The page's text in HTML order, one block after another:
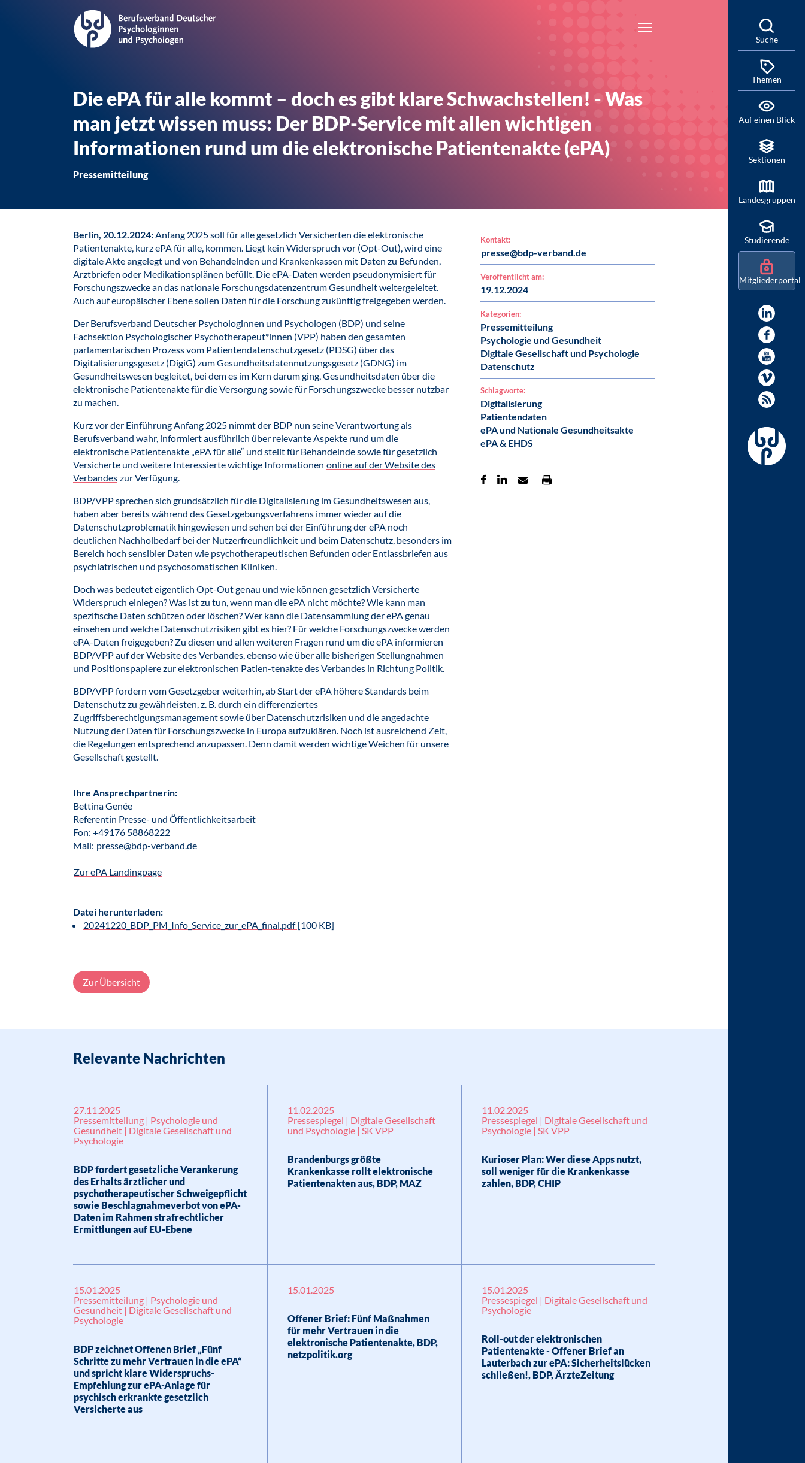
Die ePA für alle kommt – doch es gibt klare Schwachstellen! - Was
man jetzt wissen muss: Der BDP-Service mit allen wichtigen
Informationen rund um die elektronische Patientenakte (ePA)
Pressemitteilung
Berlin, 20.12.2024:Anfang 2025 soll für alle gesetzlich Versicherten die elektronische
Patientenakte, kurz ePA für alle, kommen. Liegt kein Widerspruch vor (Opt-Out), wird eine
digitale Akte angelegt und von Behandelnden und Krankenkassen mit Daten zu Befunden,
Arztbriefen oder Medikationsplänen befüllt. Die ePA-Daten werden pseudonymisiert für
Forschungszwecke an das nationale Forschungsdatenzentrum Gesundheit weitergeleitet.
Auch auf europäischer Ebene sollen Daten für die Forschung zukünftig freigegeben werden.
Der Berufsverband Deutscher Psychologinnen und Psychologen (BDP) und seine
Fachsektion Psychologischer Psychotherapeut*innen (VPP) haben den gesamten
parlamentarischen Prozess vom Patientendatenschutzgesetz (PDSG) über das
Digitalisierungsgesetz (DigiG) zum Gesundheitsdatennutzungsgesetz (GDNG) im
Gesundheitswesen begleitet, bei dem es im Kern darum ging, Gesundheitsdaten über die
elektronische Patientenakte für die Versorgung sowie für Forschungszwecke besser nutzbar
zu machen.
Kurz vor der Einführung Anfang 2025 nimmt der BDP nun seine Verantwortung als
Berufsverband wahr, informiert ausführlich über relevante Aspekte rund um die
elektronische Patientenakte „ePA für alle“ und stellt für Behandelnde sowie für gesetzlich
Versicherte und weitere Interessierte wichtige Informationen online auf der Website des
Verbandes zur Verfügung.
BDP/VPP sprechen sich grundsätzlich für die Digitalisierung im Gesundheitswesen aus,
haben aber bereits während des Gesetzgebungsverfahrens immer wieder auf die
Datenschutzproblematik hingewiesen und sehen bei der Einführung der ePA noch
deutlichen Nachholbedarf bei der Nutzerfreundlichkeit und beim Datenschutz, besonders im
Bereich hoch sensibler Daten wie psychotherapeutischen Befunden oder Entlassbriefen aus
psychiatrischen und psychosomatischen Kliniken.
Doch was bedeutet eigentlich Opt-Out genau und wie können gesetzlich Versicherte
Widerspruch einlegen? Was ist zu tun, wenn man die ePA nicht möchte? Wie kann man
spezifische Daten schützen oder löschen? Wer kann die Datensammlung der ePA genau
einsehen und welche Datenschutzrisiken gibt es hier? Für welche Forschungszwecke werden
ePA-Daten freigegeben? Zu diesen und allen weiteren Fragen rund um die ePA informieren
BDP/VPP auf der Website des Verbandes, ebenso wie über alle bisherigen Stellungnahmen
und Positionspapiere zur elektronischen Patien-tenakte des Verbandes in Richtung Politik.
BDP/VPP fordern vom Gesetzgeber weiterhin, ab Start der ePA höhere Standards beim
Datenschutz zu gewährleisten, z. B. durch ein differenziertes
Zugriffsberechtigungsmanagement sowie über Datenschutzrisiken und die angedachte
Nutzung der Daten für Forschungszwecke in Europa aufzuklären. Noch ist ausreichend Zeit,
die Regelungen entsprechend anzupassen. Denn damit werden wichtige Weichen für unsere
Gesellschaft gestellt.
Ihre Ansprechpartnerin:
Bettina Genée
Referentin Presse- und Öffentlichkeitsarbeit
Fon: +49176 58868222
Mail: presse@bdp-verband.de
Zur ePA Landingpage
Datei herunterladen:
20241220_BDP_PM_Info_Service_zur_ePA_final.pdf [100 KB]
Kontakt:
presse@bdp-verband.de
Veröffentlicht am:
19.12.2024
Kategorien:
Pressemitteilung
Psychologie und Gesundheit
Digitale Gesellschaft und Psychologie
Datenschutz
Schlagworte:
Digitalisierung
Patientendaten
ePA und Nationale Gesundheitsakte
ePA & EHDS
Zur Übersicht
Relevante Nachrichten
27.11.2025
Pressemitteilung | Psychologie und
Gesundheit | Digitale Gesellschaft und
Psychologie
BDP fordert gesetzliche Verankerung
des Erhalts ärztlicher und
psychotherapeutischer Schweigepflicht
sowie Beschlagnahmeverbot von ePA-
Daten im Rahmen strafrechtlicher
Ermittlungen auf EU-Ebene
11.02.2025
Pressespiegel | Digitale Gesellschaft
und Psychologie | SK VPP
Brandenburgs größte
Krankenkasse rollt elektronische
Patientenakten aus, BDP, MAZ
11.02.2025
Pressespiegel | Digitale Gesellschaft und
Psychologie | SK VPP
Kurioser Plan: Wer diese Apps nutzt,
soll weniger für die Krankenkasse
zahlen, BDP, CHIP
15.01.2025
Pressemitteilung | Psychologie und
Gesundheit | Digitale Gesellschaft und
Psychologie
BDP zeichnet Offenen Brief „Fünf
Schritte zu mehr Vertrauen in die ePA“
und spricht klare Widerspruchs-
Empfehlung zur ePA-Anlage für
psychisch erkrankte gesetzlich
Versicherte aus
15.01.2025
Offener Brief: Fünf Maßnahmen
für mehr Vertrauen in die
elektronische Patientenakte, BDP,
netzpolitik.org
15.01.2025
Pressespiegel | Digitale Gesellschaft und
Psychologie
Roll-out der elektronischen
Patientenakte - Offener Brief an
Lauterbach zur ePA: Sicherheitslücken
schließen!, BDP, ÄrzteZeitung
Suche
Themen
Auf einen Blick
Sektionen
Landesgruppen
Studierende
Mitgliederportal